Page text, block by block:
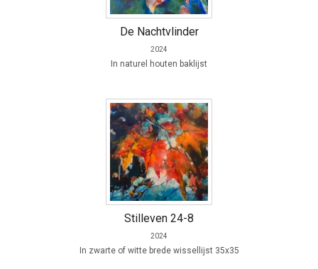
De Nachtvlinder
2024
In naturel houten baklijst
Stilleven 24-8
2024
In zwarte of witte brede wissellijst 35x35